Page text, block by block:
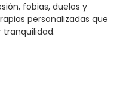
fobias, duelos y
personalizadas que